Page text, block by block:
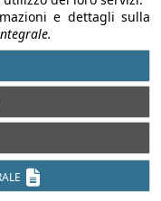
universal:
isolamento
termico
isolamento
termico
e dettagli sulla